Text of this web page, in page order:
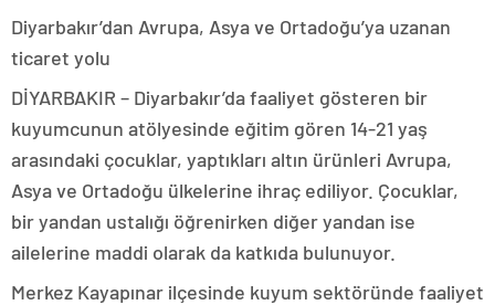
Diyarbakır’dan Avrupa, Asya ve Ortadoğu’ya uzanan
ticaret yolu
DİYARBAKIR – Diyarbakır’da faaliyet gösteren bir
kuyumcunun atölyesinde eğitim gören 14-21 yaş
arasındaki çocuklar, yaptıkları altın ürünleri Avrupa,
Asya ve Ortadoğu ülkelerine ihraç ediliyor. Çocuklar,
bir yandan ustalığı öğrenirken diğer yandan ise
ailelerine maddi olarak da katkıda bulunuyor.
Merkez Kayapınar ilçesinde kuyum sektöründe faaliyet